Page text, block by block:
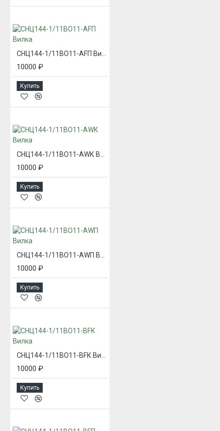
10000 ₽
Купить
10000 ₽
Купить
10000 ₽
Купить
СНЦ144-1/11ВО11-BFК Вилка
10000 ₽
Купить